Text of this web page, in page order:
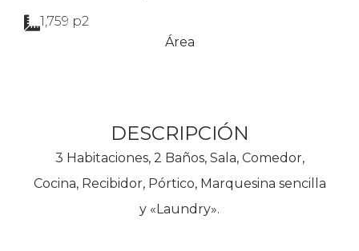
1,759 p2
Área
DESCRIPCIÓN
3 Habitaciones, 2 Baños, Sala, Comedor,
Cocina, Recibidor, Pórtico, Marquesina sencilla
y «Laundry».